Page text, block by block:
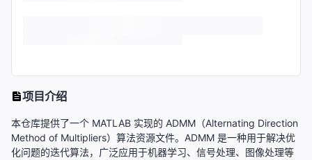
项目介绍
本仓库提供了一个 MATLAB 实现的 ADMM（Alternating Direction
Method of Multipliers）算法资源文件。ADMM 是一种用于解决优
化问题的迭代算法，广泛应用于机器学习、信号处理、图像处理等